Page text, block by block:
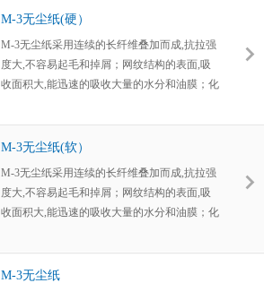
M-3无尘纸(硬）
M-3无尘纸采用连续的长纤维叠加而成,抗拉强
度大,不容易起毛和掉屑；网纹结构的表面,吸
收面积大,能迅速的吸收大量的水分和油膜；化
260度-300度；主要用于较高环境下的设备的保
养和产品的一般擦拭要求。
M-3无尘纸(软）
M-3无尘纸采用连续的长纤维叠加而成,抗拉强
度大,不容易起毛和掉屑；网纹结构的表面,吸
收面积大,能迅速的吸收大量的水分和油膜；化
260度-300度；主要用于较高环境下的设备的保
养和产品的一般擦拭要求。
M-3无尘纸